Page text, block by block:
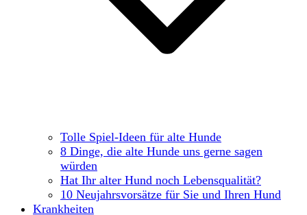
Tolle Spiel-Ideen für alte Hunde
8 Dinge, die alte Hunde uns gerne sagen
würden
Hat Ihr alter Hund noch Lebensqualität?
10 Neujahrsvorsätze für Sie und Ihren Hund
Krankheiten